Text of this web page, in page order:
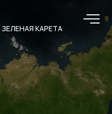
ЗЕЛЕНАЯ КАРЕТА